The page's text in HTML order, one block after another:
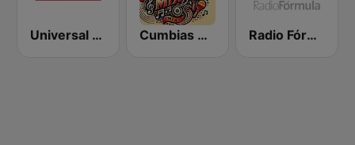
Universal 88.1 FM Cumbias Mix Radio Fórmula 103.3 FM